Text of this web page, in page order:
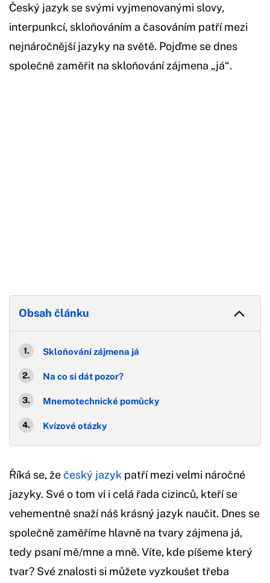
Český jazyk se svými vyjmenovanými slovy,
interpunkcí, skloňováním a časováním patří mezi
nejnáročnější jazyky na světě. Pojďme se dnes
společně zaměřit na skloňování zájmena „já“.
Obsah článku
Skloňování zájmena já
Na co si dát pozor?
Mnemotechnické pomůcky
Kvízové otázky
Říká se, žečeský jazyk patří mezi velmi náročné
jazyky. Své o tom ví i celá řada cizinců, kteří se
vehementně snaží náš krásný jazyk naučit. Dnes se
společně zaměříme hlavně na tvary zájmena já,
tedy psaní mě/mne a mně. Víte, kde píšeme který
tvar? Své znalosti si můžete vyzkoušet třeba